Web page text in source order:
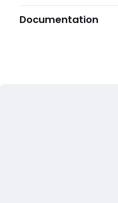
Documentation